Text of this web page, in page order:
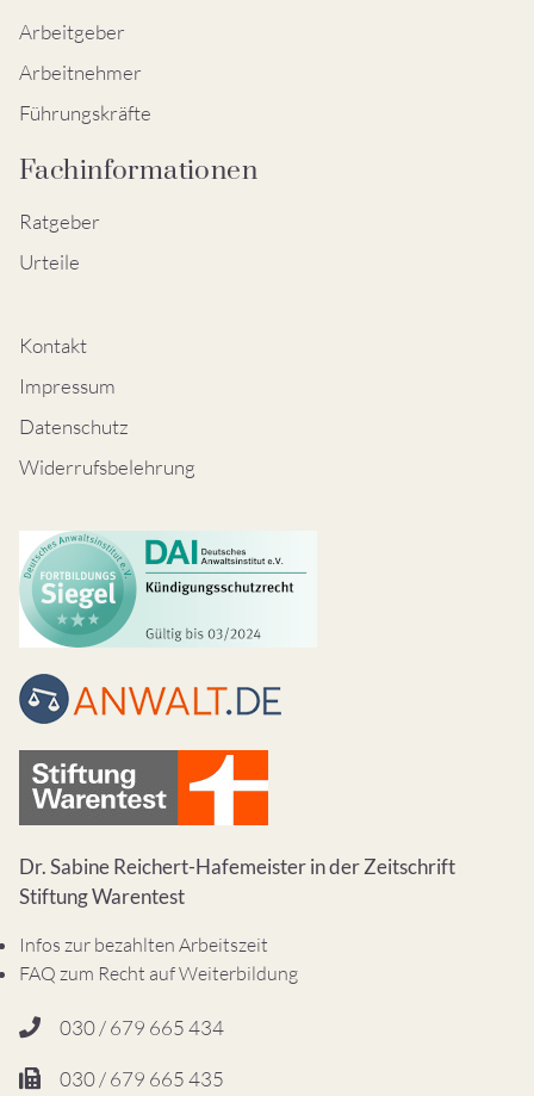
Arbeitgeber
Arbeitnehmer
Führungskräfte
Fachinformationen
Ratgeber
Urteile
Kontakt
Impressum
Datenschutz
Widerrufsbelehrung
Dr. Sabine Reichert-Hafemeister in der Zeitschrift
Stiftung Warentest
Infos zur bezahlten Arbeitszeit
FAQ zum Recht auf Weiterbildung
030 / 679 665 434
030 / 679 665 435